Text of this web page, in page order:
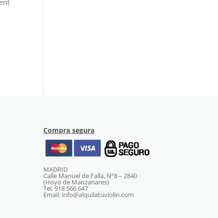
Compra segura
MADRID
Calle Manuel de Falla, Nº8 – 2840
(Hoyo de Manzanares)
Tel. 918 566 647
Email: info@alquilatuviolin.com